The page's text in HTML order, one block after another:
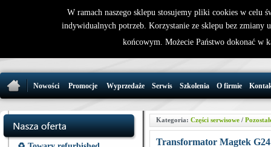
32 721 86
Nowości Promocje Wyprzedaże Serwis Szkolenia O firmie
Kategoria: Części serwisowe/
Transformator Magtek
W ramach naszego sklepu stosujemy pliki cookies w celu
indywidualnych potrzeb. Korzystanie ze sklepu bez zmiany
końcowym. Możecie Państwo dokonać w